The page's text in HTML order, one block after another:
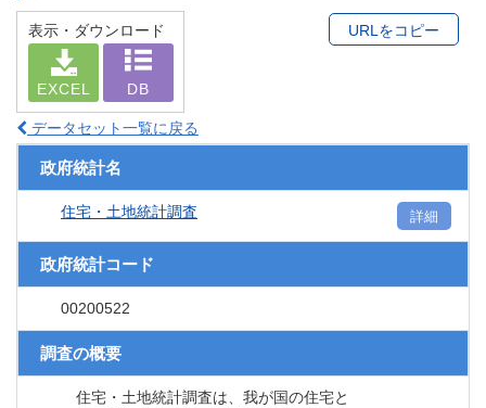
表示・ダウンロード
EXCEL DB
URLをコピー
データセット一覧に戻る
政府統計名
住宅・土地統計調査 詳細
政府統計コード
00200522
調査の概要
住宅・土地統計調査は、我が国の住宅と